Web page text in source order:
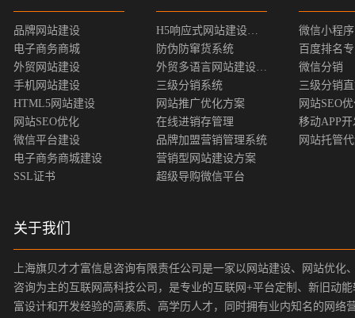
品牌网站建设
电子商务商城
外贸网站建设
手机网站建设
HTML5网站建设
网站SEO优化
微信平台建设
电子商务商城建设
SSL证书
H5响应式网站建设方案
防伪防窜货系统
外贸多语言网站建设方案
三级分销系统
网站推广优化方案
在线进销存管理
品牌加盟营销管理系统
营销型网站建设方案
超级导购微信平台
微信小程序
百度排名
微信分销
三级分销
网站SEO
移动APP开
网站托管
关于我们
上海旗贝才才富信息咨询有限责任公司是一家以网站建设、网站优
咨询为主的互联网高科技公司，是专业的互联网+平台定制、新旧动
富设计和开发经验的高素质、高学历人才，同时拥有业内知名的网络